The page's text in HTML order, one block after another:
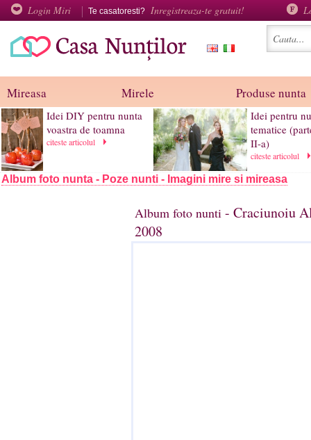
Login Miri Te casatoresti? Inregistreaza-te gratuit!
Mireasa Mirele Produse nunta
Idei DIY pentru nunta
voastra de toamna
citeste articolul
Idei pentru
tematice
II-a)
citeste articolul
Album foto nunta - Poze nunti - Imagini mire si mireasa
Album foto nunti - Craciunoiu
2008